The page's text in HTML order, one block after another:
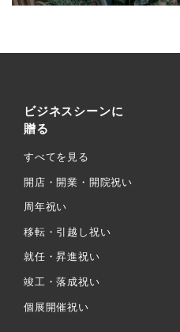
ビジネスシーンに
贈る
すべてを見る
開店・開業・開院祝い
周年祝い
移転・引越し祝い
就任・昇進祝い
竣工・落成祝い
個展開催祝い